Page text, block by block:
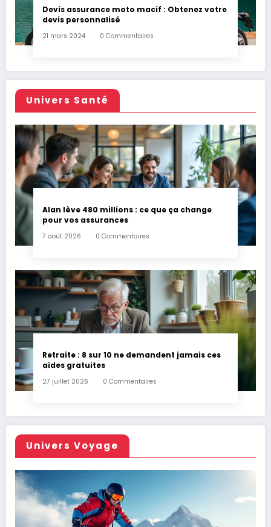
Devis assurance moto macif : Obtenez votre
devis personnalisé
21 mars 2024 0 Commentaires
Univers Santé
Alan lève 480 millions : ce que ça change
pour vos assurances
7 août 2026 0 Commentaires
Retraite : 8 sur 10 ne demandent jamais ces
aides gratuites
27 juillet 2026 0 Commentaires
Univers Voyage